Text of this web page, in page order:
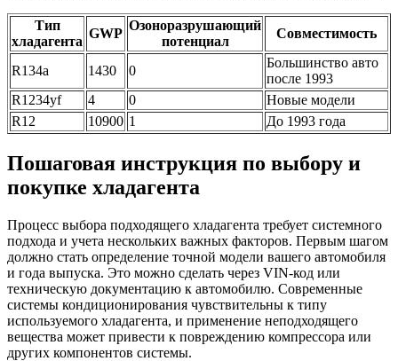
Тип
хладагента
GWP
Озоноразрушающий
потенциал
Совместимость
R134a 1430 0
Большинство авто
после 1993
R1234yf
4 0
Новые модели
R12
10900 1 До 1993 года
Пошаговая инструкция по выбору и
покупке хладагента
Процесс выбора подходящего хладагента требует системного
подхода и учета нескольких важных факторов. Первым шагом
должно стать определение точной модели вашего автомобиля
и года выпуска. Это можно сделать через VIN-код или
техническую документацию к автомобилю. Современные
системы кондиционирования чувствительны к типу
используемого хладагента, и применение неподходящего
вещества может привести к повреждению компрессора или
других компонентов системы.